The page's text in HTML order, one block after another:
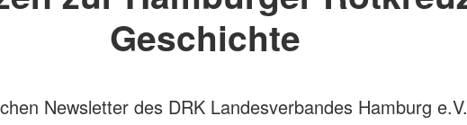
Geschichte
Newsletter des DRK Landesverbandes Hamburg e.V.